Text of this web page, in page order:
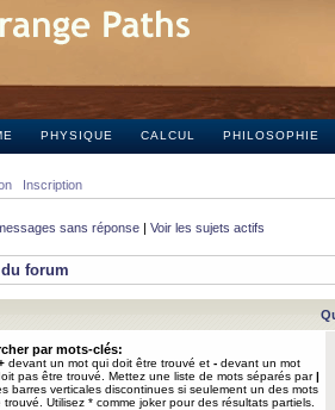
PHYSIQUE CALCUL PHILOSOPHIE
Inscription
sans réponse | Voir les sujets actifs
du forum
par mots-clés:
devant un mot qui doit être trouvé et - devant un mot
pas être trouvé. Mettez une liste de mots séparés par|
barres verticales discontinues si seulement un des mots
trouvé. Utilisez * comme joker pour des résultats partiels.